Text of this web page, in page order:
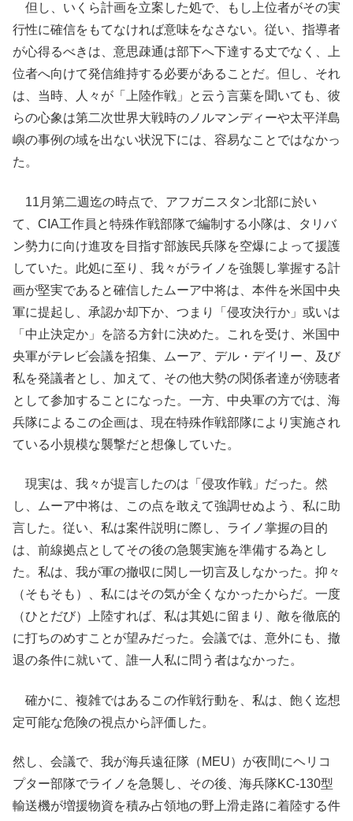
但し、いくら計画を立案した処で、もし上位者がその実
行性に確信をもてなければ意味をなさない。従い、指導者
が心得るべきは、意思疎通は部下へ下達する丈でなく、上
位者へ向けて発信維持する必要があることだ。但し、それ
は、当時、人々が「上陸作戦」と云う言葉を聞いても、彼
らの心象は第二次世界大戦時のノルマンディーや太平洋島
嶼の事例の域を出ない状況下には、容易なことではなかっ
た。
11月第二週迄の時点で、アフガニスタン北部に於い
て、CIA工作員と特殊作戦部隊で編制する小隊は、タリバ
ン勢力に向け進攻を目指す部族民兵隊を空爆によって援護
していた。此処に至り、我々がライノを強襲し掌握する計
画が堅実であると確信したムーア中将は、本件を米国中央
軍に提起し、承認か却下か、つまり「侵攻決行か」或いは
「中止決定か」を諮る方針に決めた。これを受け、米国中
央軍がテレビ会議を招集、ムーア、デル・デイリー、及び
私を発議者とし、加えて、その他大勢の関係者達が傍聴者
として参加することになった。一方、中央軍の方では、海
兵隊によるこの企画は、現在特殊作戦部隊により実施され
ている小規模な襲撃だと想像していた。
現実は、我々が提言したのは「侵攻作戦」だった。然
し、ムーア中将は、この点を敢えて強調せぬよう、私に助
言した。従い、私は案件説明に際し、ライノ掌握の目的
は、前線拠点としてその後の急襲実施を準備する為とし
た。私は、我が軍の撤収に関し一切言及しなかった。抑々
（そもそも）、私にはその気が全くなかったからだ。一度
（ひとだび）上陸すれば、私は其処に留まり、敵を徹底的
に打ちのめすことが望みだった。会議では、意外にも、撤
退の条件に就いて、誰一人私に問う者はなかった。
確かに、複雑ではあるこの作戦行動を、私は、飽く迄想
定可能な危険の視点から評価した。
然し、会議で、我が海兵遠征隊（MEU）が夜間にヘリコ
プター部隊でライノを急襲し、その後、海兵隊KC-130型
輸送機が増援物資を積み占領地の野上滑走路に着陸する件